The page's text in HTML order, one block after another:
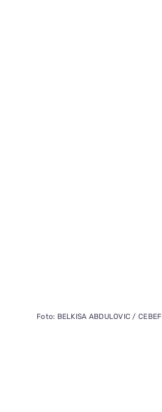
Foto: BELKISA ABDULOVIC / CEBEF